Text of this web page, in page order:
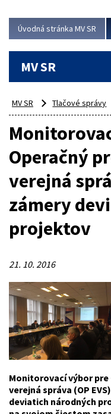
Úvodná stránka MV SR
MV SR
MV SR Tlačové správy
Operačný
verejná
zámery
projektov
21. 10. 2016
Monitorovací výbor
verejná správa (OP
deviatich národných